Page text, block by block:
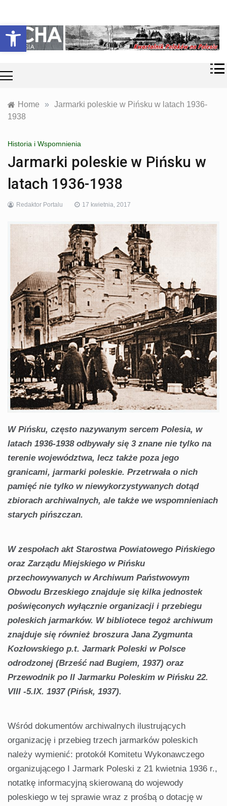
Otwórz pasek narzędzi
content
Echa
Polesia
współczesność
Polaków na
Polesiu.
Home » Jarmarki poleskie w Pińsku w latach 1936-
1938
Historia i Wspomnienia
Jarmarki poleskie w Pińsku w
latach 1936-1938
Redaktor Portalu 17 kwietnia, 2017
W Pińsku, często nazywanym sercem Polesia, w
latach 1936-1938 odbywały się 3 znane nie tylko na
terenie województwa, lecz także poza jego
granicami, jarmarki poleskie. Przetrwała o nich
pamięć nie tylko w niewykorzystywanych dotąd
zbiorach archiwalnych, ale także we wspomnieniach
starych pińszczan.
W zespołach akt Starostwa Powiatowego Pińskiego
oraz Zarządu Miejskiego w Pińsku
przechowywanych w Archiwum Państwowym
Obwodu Brzeskiego znajduje się kilka jednostek
poświęconych wyłącznie organizacji i przebiegu
poleskich jarmarków. W bibliotece tegoż archiwum
znajduje się również broszura Jana Zygmunta
Kozłowskiego p.t. Jarmark Poleski w Polsce
odrodzonej (Brześć nad Bugiem, 1937) oraz
Przewodnik po II Jarmarku Poleskim w Pińsku 22.
VIII -5.IX. 1937 (Pińsk, 1937).
Wśród dokumentów archiwalnych ilustrujących
organizację i przebieg trzech jarmarków poleskich
należy wymienić: protokół Komitetu Wykonawczego
organizującego I Jarmark Poleski z 21 kwietnia 1936 r.,
notatkę informacyjną skierowaną do wojewody
poleskiego w tej sprawie wraz z prośbą o dotację w